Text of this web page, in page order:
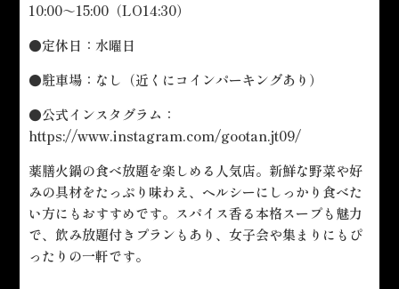
10:00～15:00（LO14:30）
●定休日：水曜日
●駐車場：なし（近くにコインパーキングあり）
●公式インスタグラム：
https://www.instagram.com/gootan.jt09/
薬膳火鍋の食べ放題を楽しめる人気店。新鮮な野菜や好
みの具材をたっぷり味わえ、ヘルシーにしっかり食べた
い方にもおすすめです。スパイス香る本格スープも魅力
で、飲み放題付きプランもあり、女子会や集まりにもぴ
ったりの一軒です。